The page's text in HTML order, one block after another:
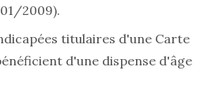
2009).
titulaires d'une Carte
d'une dispense d'âge